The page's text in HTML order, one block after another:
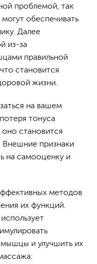
проблемой, так
обеспечивать
Далее
из-за
правильной
становится
жизни.
на вашем
тонуса
становится
признаки
на самооценку и
методов
их функций.
мышцы и улучшить их